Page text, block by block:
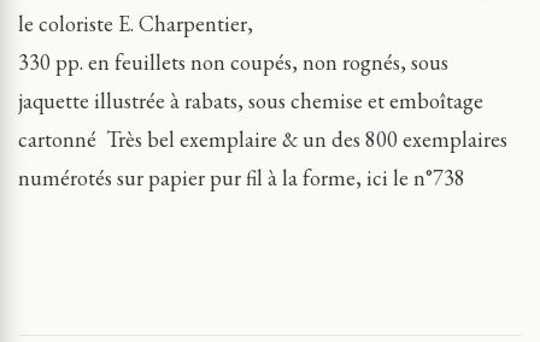
le coloriste E. Charpentier,
330 pp. en feuillets non coupés, non rognés, sous
jaquette illustrée à rabats, sous chemise et emboîtage
cartonné Très bel exemplaire & un des 800 exemplaires
numérotés sur papier pur fil à la forme, ici le n°738